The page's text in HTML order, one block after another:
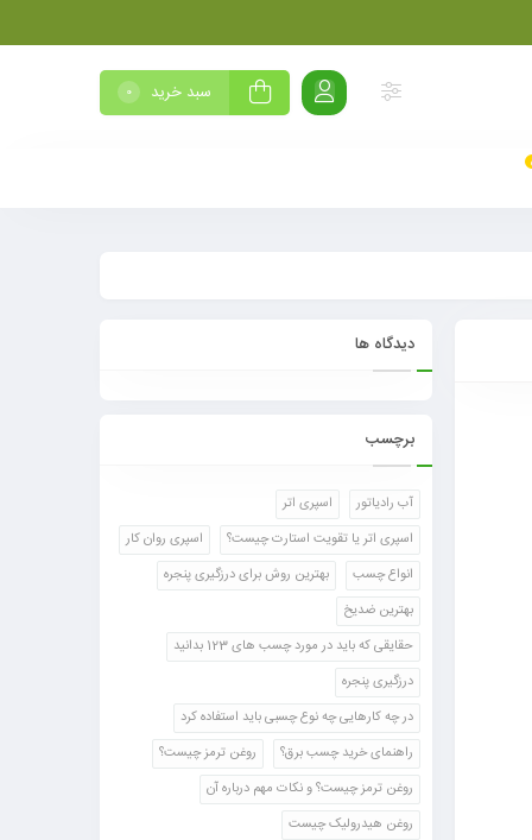
سبد خرید 0
دیدگاه ها
برچسب
آب رادیاتور
اسپری اتر
اسپری اتر یا تقویت استارت چیست؟
اسپری روان کار
انواع چسب
بهترین روش برای درزگیری پنجره
بهترین ضدیخ
حقایقی که باید در مورد چسب های 123 بدانید
درزگیری پنجره
در چه کارهایی چه نوع چسبی باید استفاده کرد
راهنمای خرید چسب برق؟
روغن ترمز چیست؟
روغن ترمز چیست؟ و نکات مهم درباره آن
روغن هیدرولیک چیست